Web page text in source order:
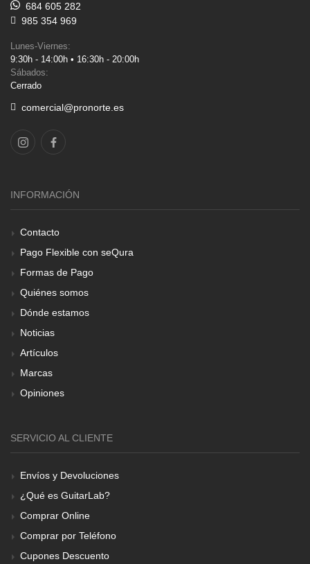
684 605 282
985 354 969
Lunes-Viernes:
9:30h - 14:00h • 16:30h - 20:00h
Sábados:
Cerrado
comercial@pronorte.es
INFORMACIÓN
Contacto
Pago Flexible con seQura
Formas de Pago
Quiénes somos
Dónde estamos
Noticias
Artículos
Marcas
Opiniones
SERVICIO AL CLIENTE
Envíos y Devoluciones
¿Qué es GuitarLab?
Comprar Online
Comprar por Teléfono
Cupones Descuento